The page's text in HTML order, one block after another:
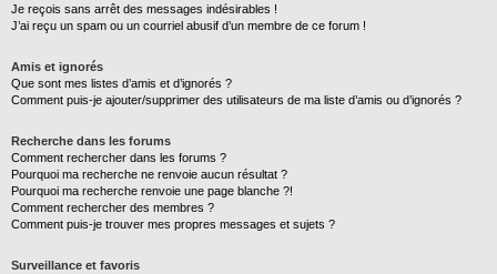
Je reçois sans arrêt des messages indésirables !
J’ai reçu un spam ou un courriel abusif d’un membre de ce forum !
Amis et ignorés
Que sont mes listes d’amis et d’ignorés ?
Comment puis-je ajouter/supprimer des utilisateurs de ma liste d’amis ou d’ignorés ?
Recherche dans les forums
Comment rechercher dans les forums ?
Pourquoi ma recherche ne renvoie aucun résultat ?
Pourquoi ma recherche renvoie une page blanche ?!
Comment rechercher des membres ?
Comment puis-je trouver mes propres messages et sujets ?
Surveillance et favoris